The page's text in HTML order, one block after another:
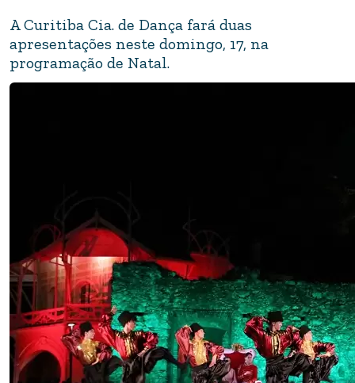
A Curitiba Cia. de Dança fará duas
apresentações neste domingo, 17, na
programação de Natal.